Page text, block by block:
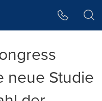
neue Studie